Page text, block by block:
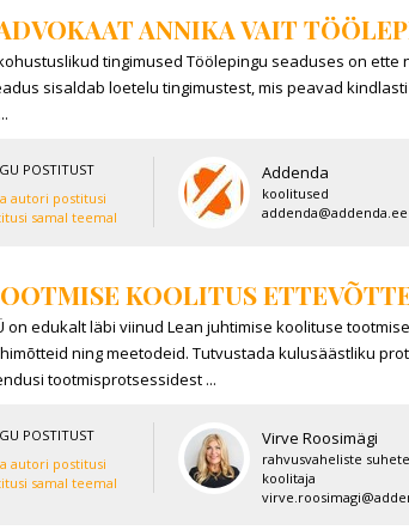
ANNIKA VAIT
tingimused Töölepingu seaduses on
sisaldab loetelu tingimustest, mis peavad
POSTITUST
autori postitusi
samal teemal
Addenda
koolitused
addenda@addenda.ee
KOOLITUS
on edukalt läbi viinud Lean juhtimise koolituse
ning meetodeid. Tutvustada kulusäästliku
tootmisprotsessidest ...
POSTITUST
autori postitusi
samal teemal
Virve Roosimägi
rahvusvaheliste
koolitaja